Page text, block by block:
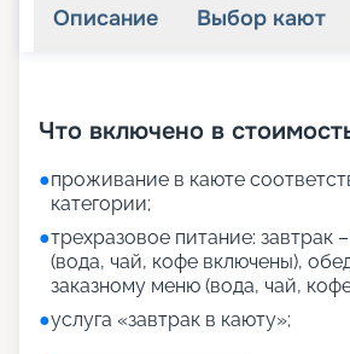
Описание Выбор кают
Что включено в
●проживание в каюте
категории;
●трехразовое питание: завтрак
(вода, чай, кофе включены),
заказному меню (вода, чай,
●услуга «завтрак в каюту»;